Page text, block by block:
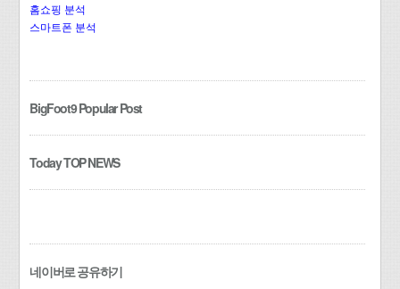
홈쇼핑 분석
스마트폰 분석
BigFoot9 Popular Post
Today TOP NEWS
네이버로 공유하기